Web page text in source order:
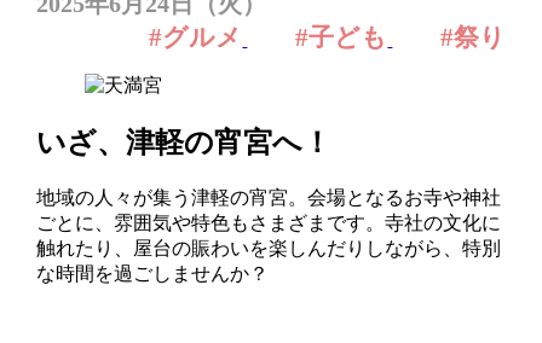
#グルメ #子ども #祭り
いざ、津軽の宵宮へ！
地域の人々が集う津軽の宵宮。会場となるお寺や神社
ごとに、雰囲気や特色もさまざまです。寺社の文化に
触れたり、屋台の賑わいを楽しんだりしながら、特別
な時間を過ごしませんか？